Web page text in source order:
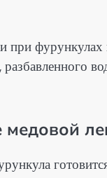
фурункулах
разбавленного
медовой